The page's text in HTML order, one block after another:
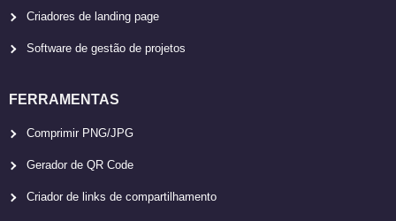
Criadores de landing page
Software de gestão de projetos
FERRAMENTAS
Comprimir PNG/JPG
Gerador de QR Code
Criador de links de compartilhamento